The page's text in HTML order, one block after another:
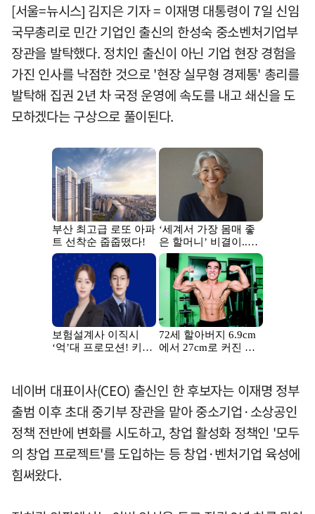
[서울=뉴시스] 김지은 기자 = 이재명 대통령이 7일 신임
국무총리로 민간 기업인 출신의 한성숙 중소벤처기업부
장관을 발탁했다. 정치인 출신이 아닌 기업 현장 경험을
가진 인사를 낙점한 것으로 '현장 실무형 경제통' 총리를
발탁해 집권 2년 차 국정 운영에 속도를 내고 쇄신을 도
모하겠다는 구상으로 풀이된다.
네이버 대표이사(CEO) 출신인 한 후보자는 이재명 정부
출범 이후 초대 중기부 장관을 맡아 중소기업·소상공인
정책 전반에 변화를 시도하고, 창업 활성화 정책인 '모두
의 창업 프로젝트'를 도입하는 등 창업·벤처기업 육성에
힘써왔다.